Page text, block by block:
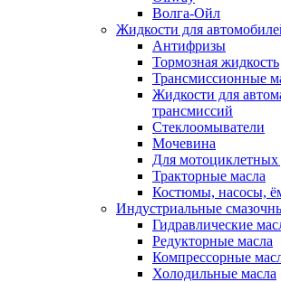
Волга-Ойл
Жидкости для
Антифризы
Тормозная жидкость
Трансмиссионные
Жидкости для
трансмиссий
Стеклоомыватели
Мочевина
Для мотоциклетных
Тракторные масла
Костюмы, насосы,
Индустриальные
Гидравлические
Редукторные масла
Компрессорные
Холодильные масла